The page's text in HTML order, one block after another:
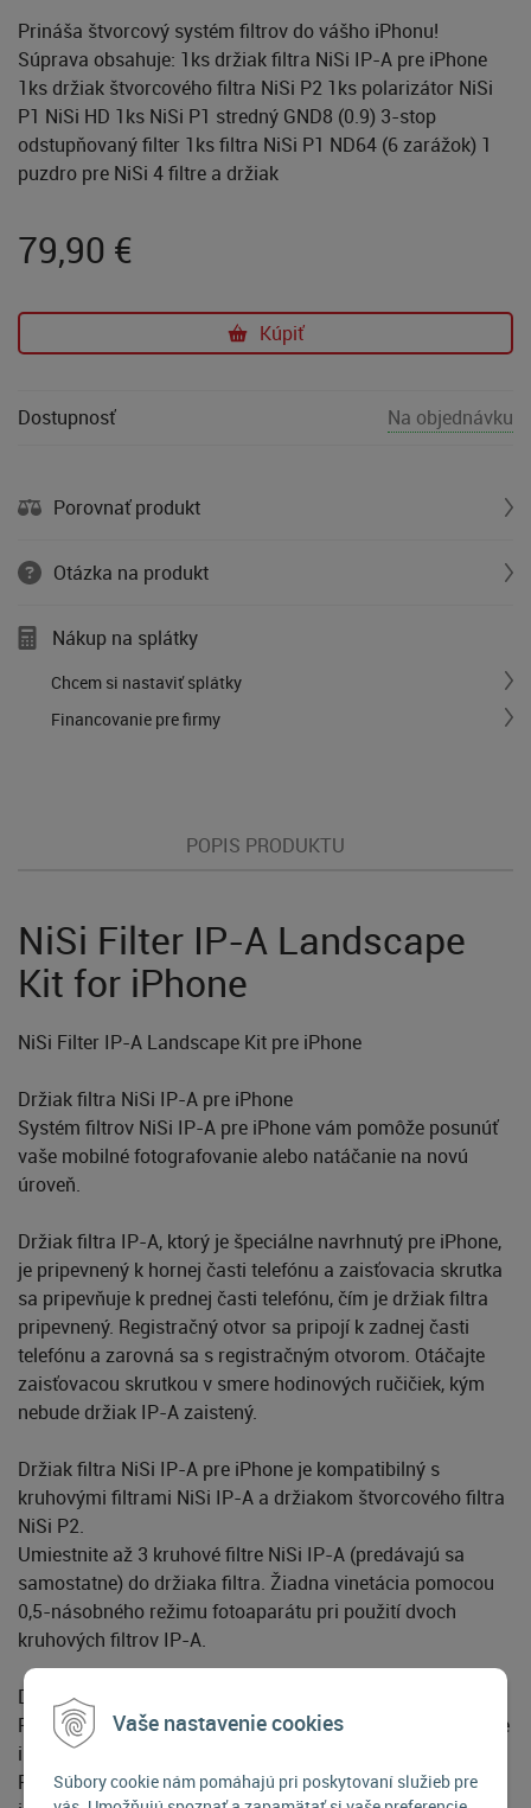
Vaše nastavenie cookies
Súbory cookie nám pomáhajú pri poskytovaní služieb pre
Prináša štvorcový systém filtrov do vášho iPhonu!
Súprava obsahuje: 1ks držiak filtra NiSi IP-A pre iPhone
1ks držiak štvorcového filtra NiSi P2 1ks polarizátor NiSi
P1 NiSi HD 1ks NiSi P1 stredný GND8 (0.9) 3-stop
odstupňovaný filter 1ks filtra NiSi P1 ND64 (6 zarážok) 1
puzdro pre NiSi 4 filtre a držiak
79,90 €
Kúpiť
Dostupnosť Na objednávku
Porovnať produkt
Otázka na produkt
Nákup na splátky
Chcem si nastaviť splátky
Financovanie pre firmy
POPIS PRODUKTU
NiSi Filter IP-A Landscape
Kit for iPhone
NiSi Filter IP-A Landscape Kit pre iPhone
Držiak filtra NiSi IP-A pre iPhone
Systém filtrov NiSi IP-A pre iPhone vám pomôže posunúť
vaše mobilné fotografovanie alebo natáčanie na novú
úroveň.
Držiak filtra IP-A, ktorý je špeciálne navrhnutý pre iPhone,
je pripevnený k hornej časti telefónu a zaisťovacia skrutka
sa pripevňuje k prednej časti telefónu, čím je držiak filtra
pripevnený. Registračný otvor sa pripojí k zadnej časti
telefónu a zarovná sa s registračným otvorom. Otáčajte
zaisťovacou skrutkou v smere hodinových ručičiek, kým
nebude držiak IP-A zaistený.
Držiak filtra NiSi IP-A pre iPhone je kompatibilný s
kruhovými filtrami NiSi IP-A a držiakom štvorcového filtra
NiSi P2.
Umiestnite až 3 kruhové filtre NiSi IP-A (predávajú sa
samostatne) do držiaka filtra. Žiadna vinetácia pomocou
0,5-násobného režimu fotoaparátu pri použití dvoch
kruhových filtrov IP-A.
Držiak filtra NiSi IP-A P2 (pre držiak IP-A iPhone)
Pridáva štvorcový držiak filtra k držiaku filtra NiSi IP-A pre
iPhone (predáva sa samostatne).
Pri používaní umožňuje použitie štvorcových filtrov P1 na